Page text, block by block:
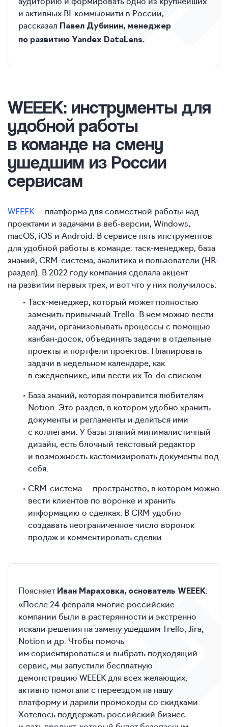
и активных BI-коммьюнити в России, —
рассказал
Павел Дубинин, менеджер
по развитию Yandex DataLens.
WEEEK: инструменты для
удобной работы
в команде на смену
ушедшим из России
сервисам
WEEEK — платформа для совместной работы над
проектами и задачами в веб-версии, Windows,
macOS, iOS и Android. В сервисе пять инструментов
для удобной работы в команде: таск-менеджер, база
знаний, CRM-система, аналитика и пользователи (HR-
раздел). В 2022 году компания сделала акцент
на развитии первых трех, и вот что у них получилось:
Таск-менеджер, который может полностью
заменить привычный Trello. В нем можно вести
задачи, организовывать процессы с помощью
канбан-досок, объединять задачи в отдельные
проекты и портфели проектов. Планировать
задачи в недельном календаре, как
в ежедневнике, или вести их To-do списком.
База знаний, которая понравится любителям
Notion. Это раздел, в котором удобно хранить
документы и регламенты и делиться ими
с коллегами. У базы знаний минималистичный
дизайн, есть блочный текстовый редактор
и возможность кастомизировать документы под
себя.
CRM-система — пространство, в котором можно
вести клиентов по воронке и хранить
информацию о сделках. В CRM удобно
создавать неограниченное число воронок
продаж и комментировать сделки.
Поясняет Иван Мараховка, основатель WEEEK:
«После 24 февраля многие российские
компании были в растерянности и экстренно
искали решения на замену ушедшим Trello, Jira,
Notion и др. Чтобы помочь
им сориентироваться и выбрать подходящий
сервис, мы запустили бесплатную
демонстрацию WEEEK для всех желающих,
активно помогали с переездом на нашу
платформу и дарили промокоды со скидками.
Хотелось поддержать российский бизнес